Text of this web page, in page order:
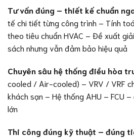
Tư vấn đúng – thiết kế chuẩn
tế chi tiết từng công trình – Tính
theo tiêu chuẩn HVAC – Đề xuất
sách nhưng vẫn đảm bảo hiệu quả
Chuyên sâu hệ thống điều hòa
cooled / Air-cooled) – VRV / VRF
khách sạn – Hệ thống AHU – FCU
lớn
Thi công đúng kỹ thuật – đúng